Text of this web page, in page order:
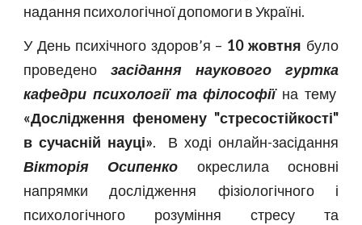
надання психологічної допомоги в Україні.
У День психічного здоров’я – 10 жовтня було
проведенозасідання наукового гуртка
кафедри психології та філософіїна тему
«Дослідження феномену "стресостійкості"
в сучасній науці». В ході онлайн-засідання
Вікторія Осипенко окреслила основні
напрямки дослідження фізіологічного і
психологічного розуміння стресу та